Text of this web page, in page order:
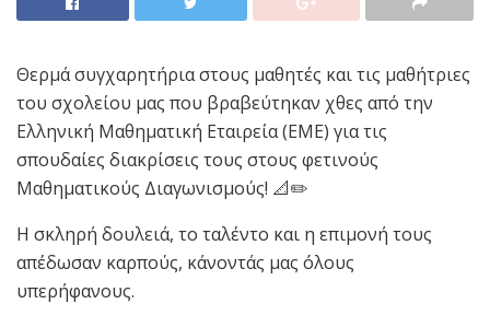
Θερμά συγχαρητήρια στους μαθητές και τις μαθήτριες
του σχολείου μας που βραβεύτηκαν χθες από την
Ελληνική Μαθηματική Εταιρεία (ΕΜΕ) για τις
σπουδαίες διακρίσεις τους στους φετινούς
Μαθηματικούς Διαγωνισμούς! 📐✏️
Η σκληρή δουλειά, το ταλέντο και η επιμονή τους
απέδωσαν καρπούς, κάνοντάς μας όλους
υπερήφανους.